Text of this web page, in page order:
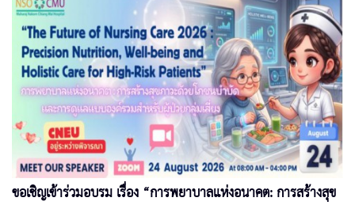
ขอเชิญเข้าร่วมอบรม เรื่อง “การพยาบาลแห่งอนาคต: การสร้างสุข